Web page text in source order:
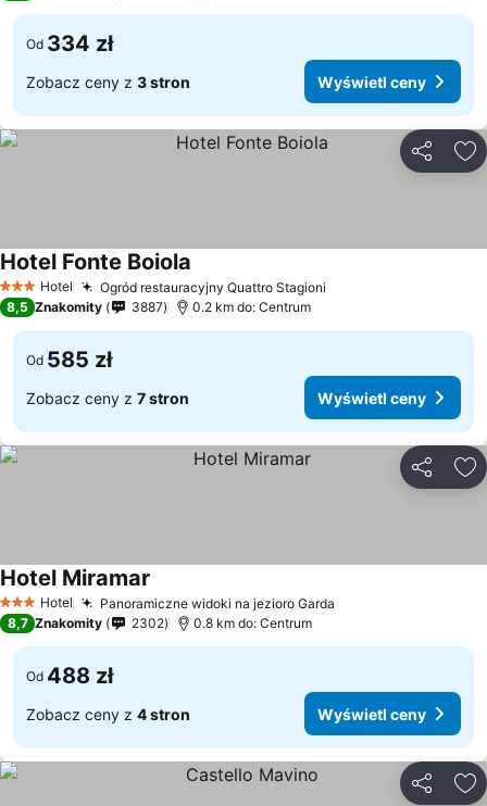
Od 334 zł
Zobacz ceny z 3 stron Wyświetl ceny
3 Kategoria
Hotel Ogród restauracyjny Quattro Stagioni
Hotel Fonte Boiola
8,5 Znakomity 3887 0.2 km do: Centrum
Od 585 zł
Zobacz ceny z 7 stron Wyświetl ceny
3 Kategoria
Hotel Panoramiczne widoki na jezioro Garda
Hotel Miramar
8,7 Znakomity 2302 0.8 km do: Centrum
Od 488 zł
Zobacz ceny z 4 stron Wyświetl ceny